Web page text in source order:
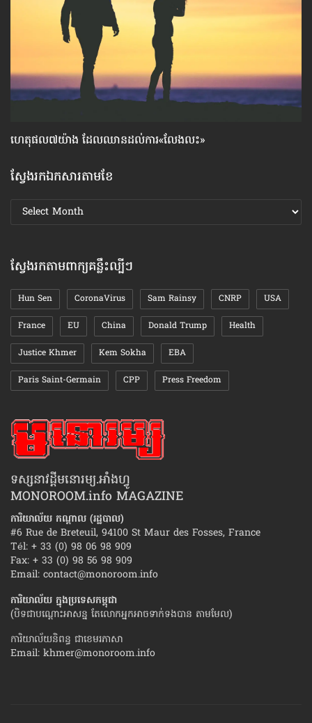
ហេតុផល៧យ៉ាង ដែល​ឈាន​ដល់​ការ«លែងលះ»
ស្វែងរកឯកសារតាមខែ
ស្វែងរក
ឯកសារ
ស្វែងរកតាមពាក្យគន្លឹះល្បីៗ
Hun Sen CoronaVirus Sam Rainsy CNRP USA
France EU China Donald Trump Health
Justice Khmer Kem Sokha EBA
Paris Saint-Germain CPP Press Freedom
ទស្សនាវដ្ដីមនោរម្យ.អាំងហ្វូ
MONOROOM.info MAGAZINE
ការិយាល័យ កណ្ដាល (រដ្ឋបាល)
#6 Rue de Breteuil, 94100 St Maur des Fosses, France
Tél: + 33 (0) 98 06 98 909
Fax: + 33 (0) 98 56 98 909
Email: contact@monoroom.info
ការិយាល័យ ក្នុង​ប្រទេស​កម្ពុជា
(បិទជាបណ្ដោះអាសន្ន តែលោកអ្នកអាចទាក់ទងបាន តាមមែល)
ការិយាល័យនិពន្ធ ជាខេមរភាសា
Email: khmer@monoroom.info